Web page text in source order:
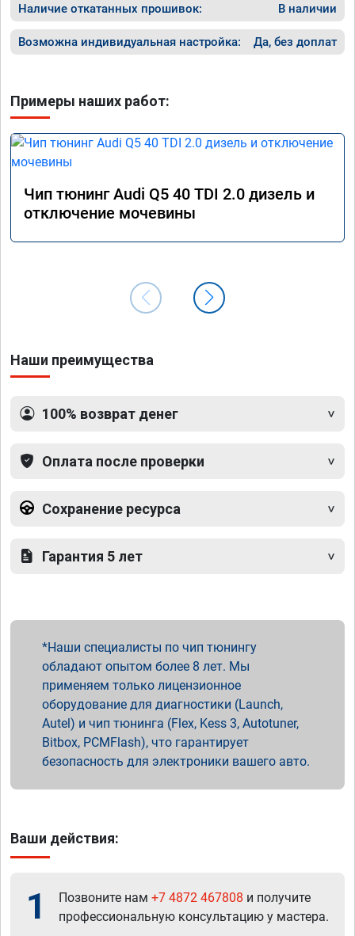
Наличие откатанных прошивок: В наличии
Возможна индивидуальная настройка: Да, без доплат
Примеры наших работ:
Чип тюнинг Audi Q5 40 TDI 2.0 дизель и
отключение мочевины
Наши преимущества
100% возврат денег
Оплата после проверки
Сохранение ресурса
Гарантия 5 лет
Наши специалисты по чип тюнингу
обладают опытом более 8 лет. Мы
применяем только лицензионное
оборудование для диагностики (Launch,
Autel) и чип тюнинга (Flex, Kess 3, Autotuner,
Bitbox, PCMFlash), что гарантирует
безопасность для электроники вашего авто.
Ваши действия:
1 Позвоните нам +7 4872 467808 и получите
профессиональную консультацию у мастера.